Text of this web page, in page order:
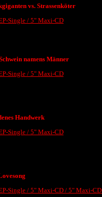
vs. Strassenköter
Single / 5" Maxi-CD
namens Männer
Single / 5" Maxi-CD
Handwerk
Single / 5" Maxi-CD
Single / 5" Maxi-CD / 5" Maxi-